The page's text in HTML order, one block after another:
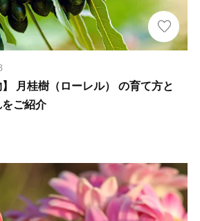
】 月桂樹（ローレル） の育て方と
ご紹介